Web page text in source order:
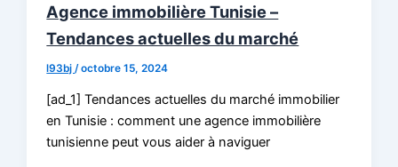
Agence immobilière Tunisie –
Tendances actuelles du marché
l93bj /octobre 15, 2024
[ad_1] Tendances actuelles du marché immobilier
en Tunisie : comment une agence immobilière
tunisienne peut vous aider à naviguer